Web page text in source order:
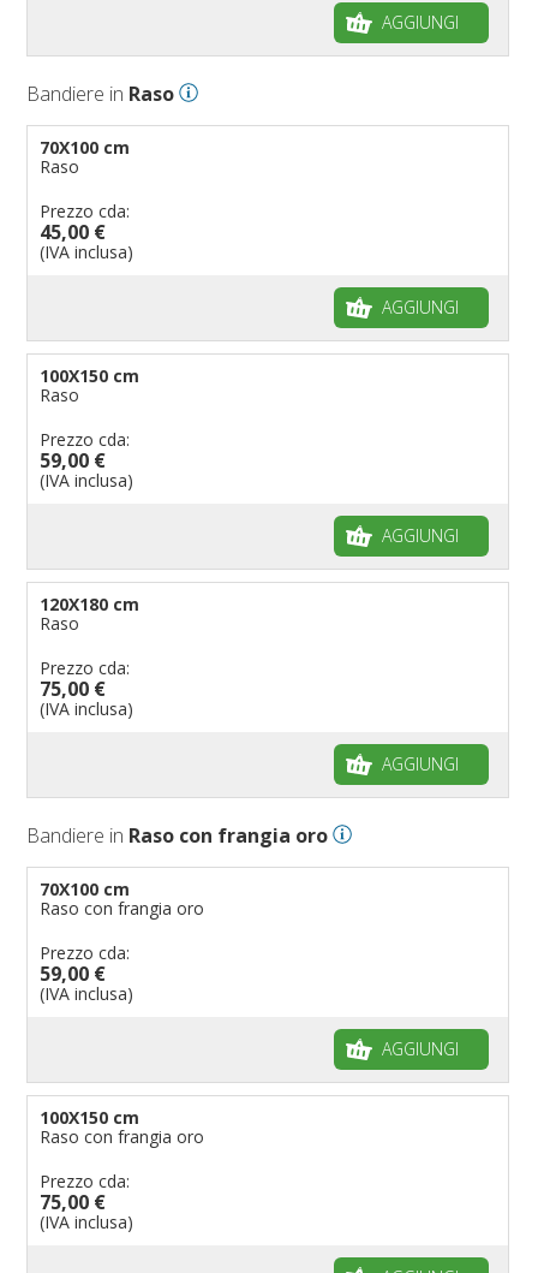
AGGIUNGI
Bandiere in Raso
70X100 cm
Raso
Prezzo cda:
45,00 €
(IVA inclusa)
AGGIUNGI
100X150 cm
Raso
Prezzo cda:
59,00 €
(IVA inclusa)
AGGIUNGI
120X180 cm
Raso
Prezzo cda:
75,00 €
(IVA inclusa)
AGGIUNGI
Bandiere in Raso con frangia oro
70X100 cm
Raso con frangia oro
Prezzo cda:
59,00 €
(IVA inclusa)
AGGIUNGI
100X150 cm
Raso con frangia oro
Prezzo cda:
75,00 €
(IVA inclusa)